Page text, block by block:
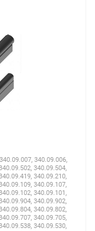
340.09.006,
340.09.504,
340.09.210,
340.09.107,
340.09.101,
340.09.902,
340.09.802,
340.09.705,
340.09.530,